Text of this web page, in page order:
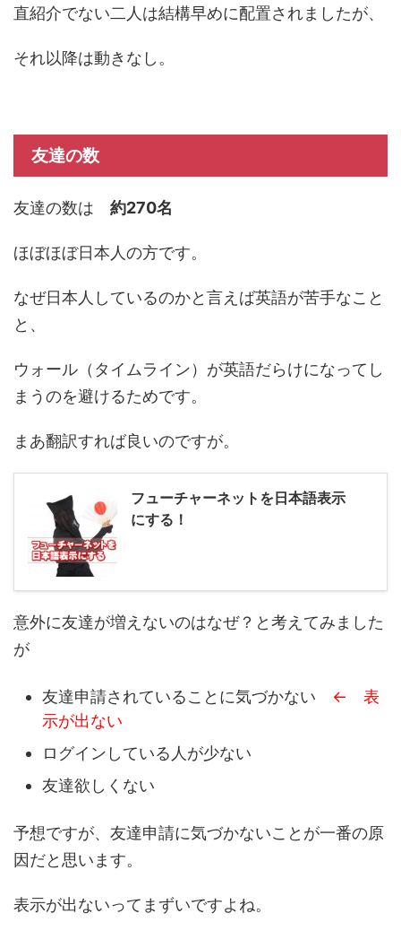
直紹介でない二人は結構早めに配置されましたが、
それ以降は動きなし。
友達の数
友達の数は 約270名
ほぼほぼ日本人の方です。
なぜ日本人しているのかと言えば英語が苦手なこと
と、
ウォール（タイムライン）が英語だらけになってし
まうのを避けるためです。
まあ翻訳すれば良いのですが。
フューチャーネットを日本語表示
にする！
意外に友達が増えないのはなぜ？と考えてみました
が
友達申請されていることに気づかない ← 表
示が出ない
ログインしている人が少ない
友達欲しくない
予想ですが、友達申請に気づかないことが一番の原
因だと思います。
表示が出ないってまずいですよね。